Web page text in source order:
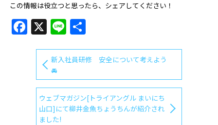
この情報は役立つと思ったら、シェアしてください！
Facebook
X Line
新入社員研修 安全について考えよう
🚘
ウェブマガジン[トライアングル まいにち
山口]にて柳井金魚ちょうちんが紹介され
ました!